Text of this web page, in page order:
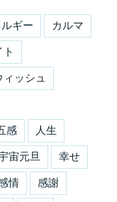
ギー カルマ
ト
ッシュ
感 人生
宙元旦 幸せ
情 感謝